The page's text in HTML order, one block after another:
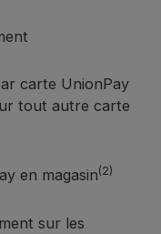
carte UnionPay
tout autre carte
en magasin(2)
sur les